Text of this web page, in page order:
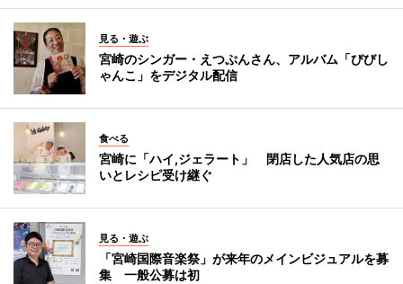
見る・遊ぶ
宮崎のシンガー・えつぷんさん、アルバム「びびし
ゃんこ」をデジタル配信
食べる
宮崎に「ハイ,ジェラート」 閉店した人気店の思
いとレシピ受け継ぐ
見る・遊ぶ
「宮崎国際音楽祭」が来年のメインビジュアルを募
集 一般公募は初